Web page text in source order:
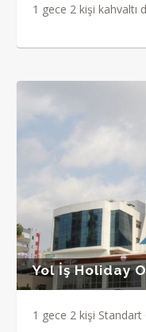
1 gece 2 kişi kahvaltı
Yol İş Holiday
1 gece 2 kişi